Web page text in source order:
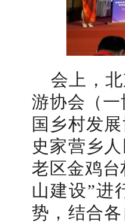
会上，
游协会（
国乡村发
史家营乡
老区金鸡
山建设”进
势，结合